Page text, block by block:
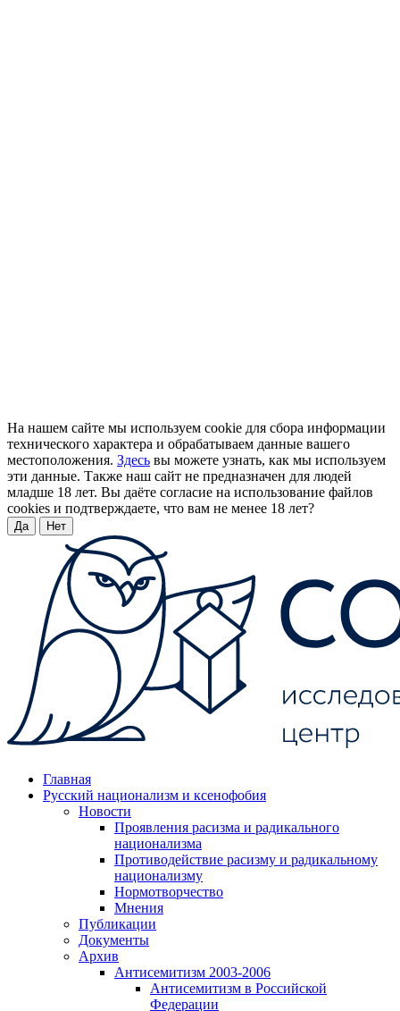
На нашем сайте мы используем cookie для сбора информации
технического характера и обрабатываем данные вашего
местоположения. Здесь вы можете узнать, как мы используем
эти данные. Также наш сайт не предназначен для людей
младше 18 лет. Вы даёте согласие на использование файлов
cookies и подтверждаете, что вам не менее 18 лет?
Да Нет
Главная
Русский национализм и ксенофобия
Новости
Проявления расизма и радикального
национализма
Противодействие расизму и радикальному
национализму
Нормотворчество
Мнения
Публикации
Документы
Архив
Антисемитизм 2003-2006
Антисемитизм в Российской
Федерации